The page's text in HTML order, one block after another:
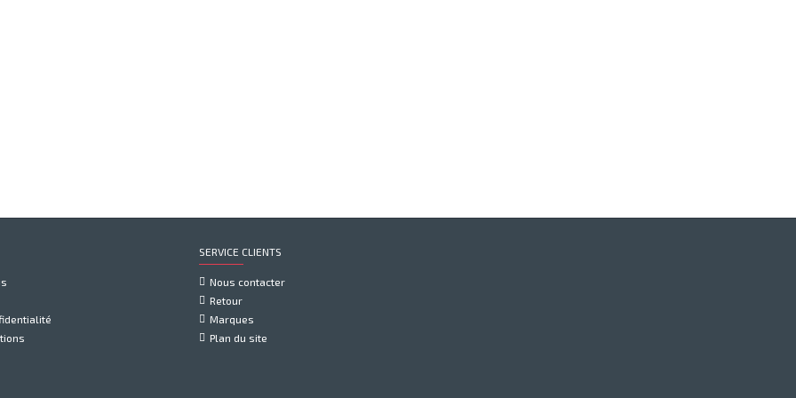
SERVICE CLIENTS
Nous contacter
Retour
Marques
Plan du site